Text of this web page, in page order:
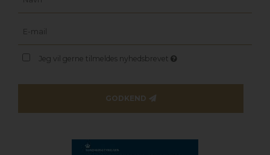
Jeg vil gerne tilmeldes nyhedsbrevet
GODKEND